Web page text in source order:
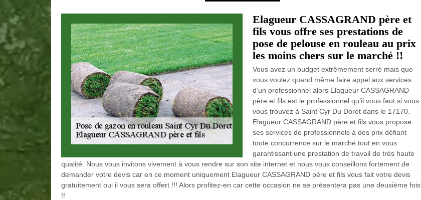
Elagueur CASSAGRAND père et
fils vous offre ses prestations de
pose de pelouse en rouleau au prix
les moins chers sur le marché !!
Vous avez un budget extrêmement serré mais que
vous voulez quand même faire appel aux services
d’un professionnel alors Elagueur CASSAGRAND
père et fils est le professionnel qu’il vous faut si vous
vous trouvez à Saint Cyr Du Doret dans le 17170.
Elagueur CASSAGRAND père et fils vous propose
ses services de professionnels à des prix défiant
toute concurrence sur le marché tout en vous
garantissant une prestation de travail de très haute
qualité. Nous vous invitons vivement à vous rendre sur son site internet et nous vous conseillons fortement de
demander votre devis car en ce moment uniquement Elagueur CASSAGRAND père et fils vous fait votre devis
gratuitement oui il vous sera offert !!! Alors profitez-en car cette occasion ne se présentera pas une deuxième fois
!!